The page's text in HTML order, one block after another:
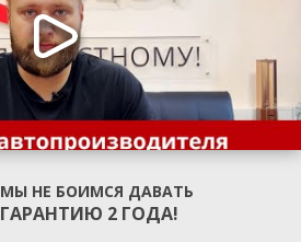
МЫ НЕ БОИМСЯ ДАВАТЬ
ГАРАНТИЮ 2 ГОДА!